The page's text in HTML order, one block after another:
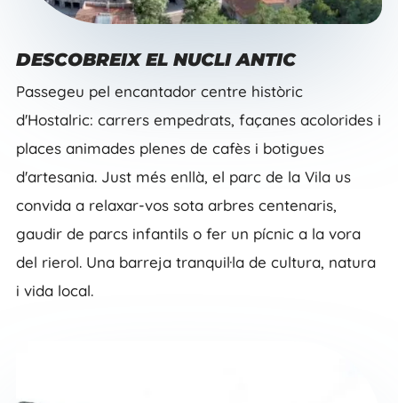
DESCOBREIX EL NUCLI ANTIC
Passegeu pel encantador centre històric
d'Hostalric: carrers empedrats, façanes acolorides i
places animades plenes de cafès i botigues
d'artesania. Just més enllà, el parc de la Vila us
convida a relaxar-vos sota arbres centenaris,
gaudir de parcs infantils o fer un pícnic a la vora
del rierol. Una barreja tranquil·la de cultura, natura
i vida local.